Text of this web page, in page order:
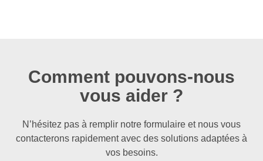
Comment pouvons-nous
vous aider ?
N’hésitez pas à remplir notre formulaire et nous vous
contacterons rapidement avec des solutions adaptées à
vos besoins.